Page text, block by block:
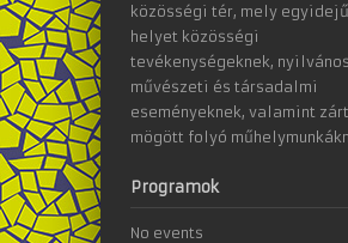
közösségi tér, mely
helyet közösségi
tevékenységeknek, nyilvános
művészeti és társadalmi
eseményeknek, valamint
mögött folyó
Programok
No events